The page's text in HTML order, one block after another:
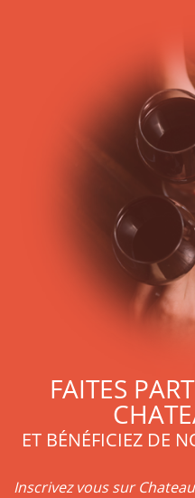
FAITES
ET BÉNÉFICIEZ DE
Inscrivez vous sur